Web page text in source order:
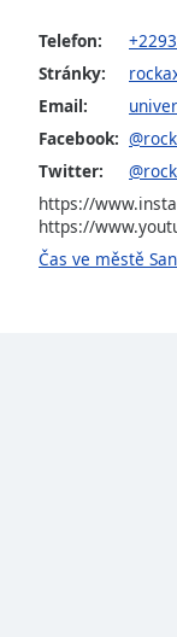
off,
selected
Audio
Picture-
Picture
Fullscreen
Telefon:
Stránky:
Email:
Facebook:
Twitter:
https://
https://
Čas ve městě